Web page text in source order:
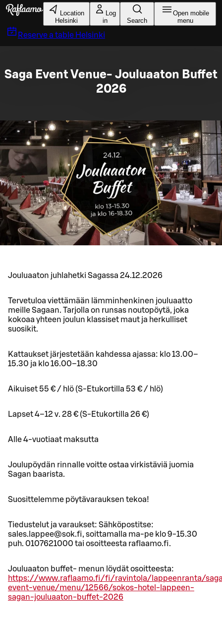
Skip to main content
Location
Helsinki
Log
in
Search
Open mobile
menu
Reserve a table Helsinki
Saga Event Venue- Jouluaaton Buffet
2026
Jouluaaton juhlahetki Sagassa 24.12.2026
Tervetuloa viettämään lämminhenkinen jouluaatto
meille Sagaan. Tarjolla on runsas noutopöytä, joka
kokoaa yhteen joulun klassiset maut ja herkulliset
suosikit.
Kattaukset järjestetään kahdessa ajassa: klo 13.00–
15.30 ja klo 16.00–18.30
Aikuiset 55 € / hlö (S-Etukortilla 53 € / hlö)
Lapset 4–12 v. 28 € (S-Etukortilla 26 €)
Alle 4-vuotiaat maksutta
Joulupöydän rinnalle voitte ostaa virkistäviä juomia
Sagan baarista.
Suosittelemme pöytävarauksen tekoa!
Tiedustelut ja varaukset: Sähköpostitse:
sales.lappee@sok.fi, soittamalla ma-pe klo 9-15.30
puh. 0107621000 tai osoitteesta raflaamo.fi.
Jouluaaton buffet- menun löydät osoitteesta:
https://www.raflaamo.fi/fi/ravintola/lappeenranta/
event-venue/menu/12566/sokos-hotel-lappeen-
sagan-jouluaaton-buffet-2026